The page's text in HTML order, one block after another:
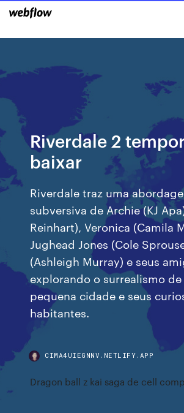
Riverdale 2
baixar
Riverdale traz uma
subversiva de Archie (KJ
Reinhart), Veronica (Camila
Jughead Jones (Cole
(Ashleigh Murray) e seus
explorando o surrealismo
pequena cidade e seus
habitantes.
CIMA4UIEGNNV.NETLIFY.APP
Dragon ball z kai saga de cell